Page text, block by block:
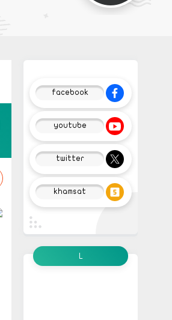
facebook
youtube
twitter
khamsat
L